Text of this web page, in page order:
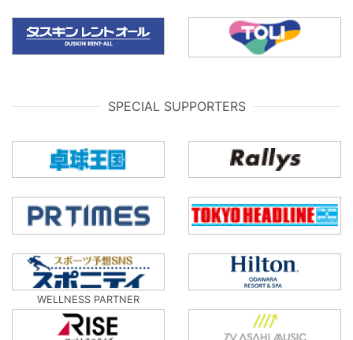
SPECIAL SUPPORTERS
WELLNESS PARTNER